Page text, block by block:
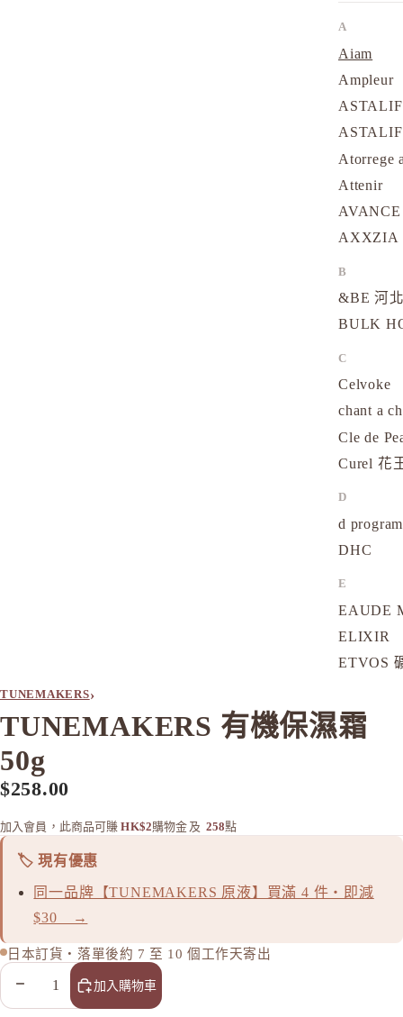
A
Aiam
Ampleur
Atorrege
Attenir
AVANCE
AXXZIA
B
&BE 河
BULK
C
Celvoke
chant a
Cle de
Curel 花
D
d
DHC
E
EAUDE
ELIXIR
ETVOS
FANCL
HAKU
KOSE
TUNEMAKERS›
TUNEMAKERS 有機保濕霜
50g
$258.00
加入會員，此商品可賺 HK$2購物金 及 258點
🏷️ 現有優惠
同一品牌【TUNEMAKERS 原液】買滿 4 件・即減
$30 →
日本訂貨・落單後約 7 至 10 個工作天寄出
減少數量 增加數量
加入購物車